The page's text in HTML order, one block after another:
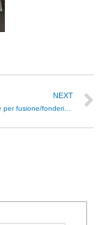
NEXT
Sabbia di cromite per fusione/fonderia di acciaio